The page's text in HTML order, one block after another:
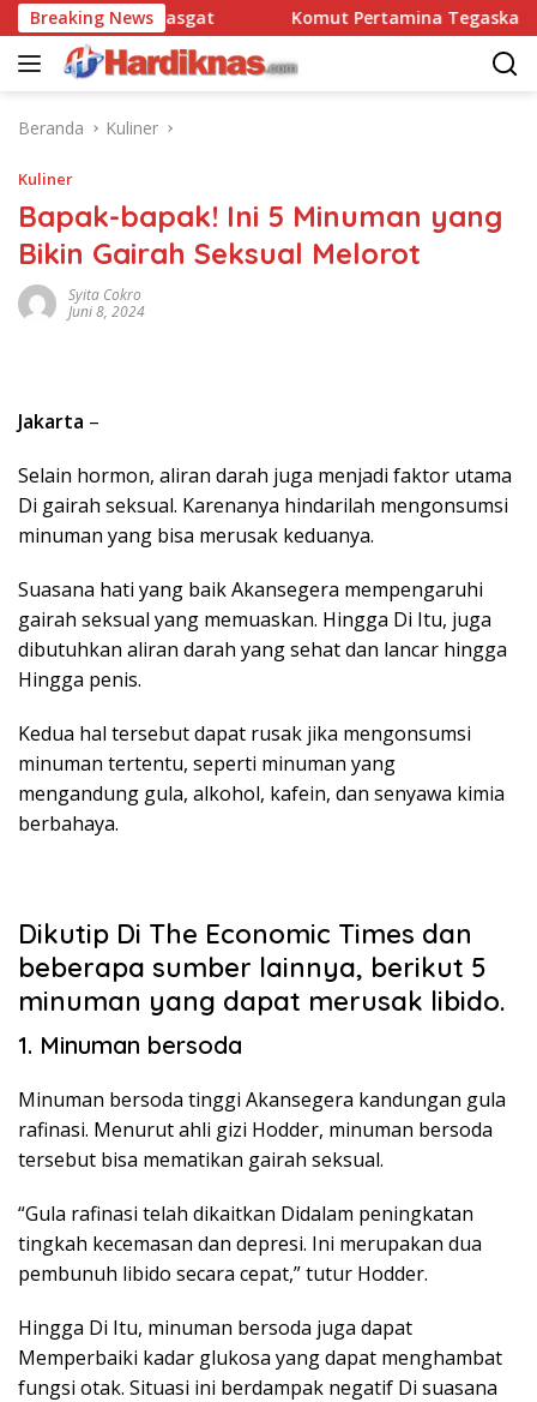
Langsung
ke
konten
Breaking News
90 Pasgat Komut Pertamina Tegaskan Tak
Beranda Kuliner
Kuliner
Bapak-bapak! Ini 5 Minuman yang
Bikin Gairah Seksual Melorot
Syita Cokro
Juni 8, 2024
Jakarta –
Selain hormon, aliran darah juga menjadi faktor utama
Di gairah seksual. Karenanya hindarilah mengonsumsi
minuman yang bisa merusak keduanya.
Suasana hati yang baik Akansegera mempengaruhi
gairah seksual yang memuaskan. Hingga Di Itu, juga
dibutuhkan aliran darah yang sehat dan lancar hingga
Hingga penis.
Kedua hal tersebut dapat rusak jika mengonsumsi
minuman tertentu, seperti minuman yang
mengandung gula, alkohol, kafein, dan senyawa kimia
berbahaya.
Dikutip Di The Economic Times dan
beberapa sumber lainnya, berikut 5
minuman yang dapat merusak libido.
1. Minuman bersoda
Minuman bersoda tinggi Akansegera kandungan gula
rafinasi. Menurut ahli gizi Hodder, minuman bersoda
tersebut bisa mematikan gairah seksual.
“Gula rafinasi telah dikaitkan Didalam peningkatan
tingkah kecemasan dan depresi. Ini merupakan dua
pembunuh libido secara cepat,” tutur Hodder.
Hingga Di Itu, minuman bersoda juga dapat
Memperbaiki kadar glukosa yang dapat menghambat
fungsi otak. Situasi ini berdampak negatif Di suasana